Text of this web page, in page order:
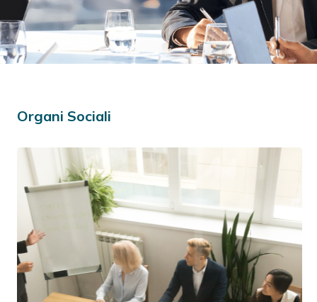
Organi Sociali